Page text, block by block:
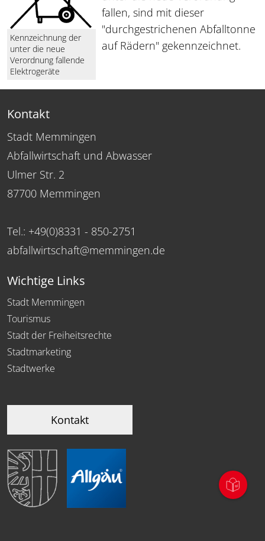
Kennzeichnung der
unter die neue
Verordnung fallende
Elektrogeräte
fallen, sind mit dieser
"durchgestrichenen Abfalltonne
auf Rädern" gekennzeichnet.
Kontakt
Stadt Memmingen
Abfallwirtschaft und Abwasser
Ulmer Str. 2
87700 Memmingen
Tel.: +49(0)8331 - 850-2751
abfallwirtschaft@memmingen.de
Wichtige Links
Stadt Memmingen
Tourismus
Stadt der Freiheitsrechte
Stadtmarketing
Stadtwerke
Kontakt